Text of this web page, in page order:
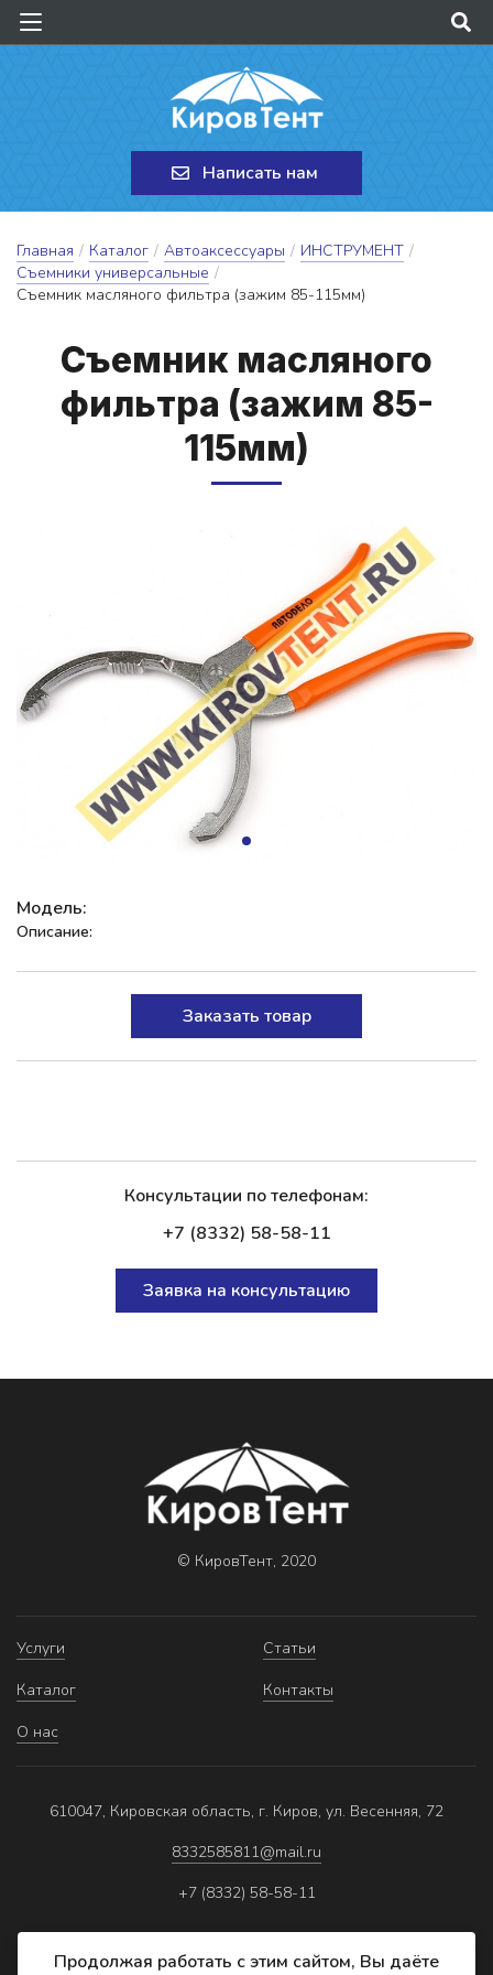
Написать нам
Главная / Каталог / Автоаксессуары / ИНСТРУМЕНТ /
Съемники универсальные /
Съемник масляного фильтра (зажим 85-115мм)
Съ­ем­ник мас­ля­но­го
филь­тра (за­жим 85-
115мм)
Модель:
Описание:
Заказать товар
Консультации по телефонам:
+7 (8332) 58-58-11
Заявка на консультацию
© КировТент, 2020
Услуги
Каталог
О нас
Статьи
Контакты
610047, Кировская область, г. Киров, ул. Весенняя, 72
8332585811@mail.ru
+7 (8332) 58-58-11
Продолжая работать с этим сайтом, Вы даёте